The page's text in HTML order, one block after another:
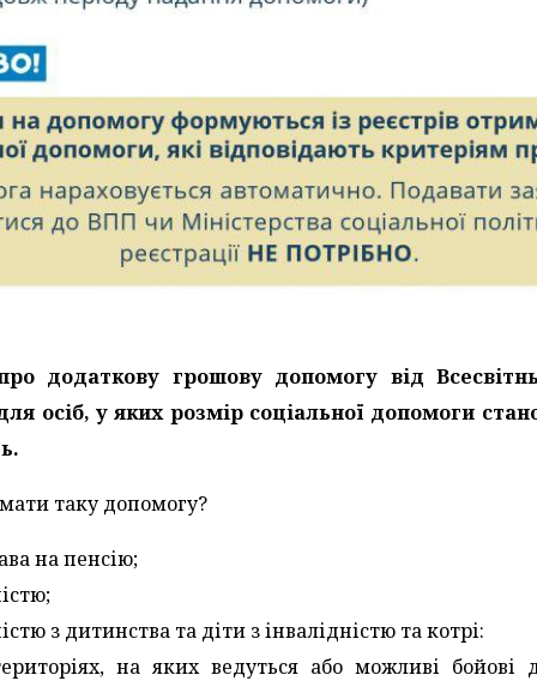
додаткову грошову допомогу від
осіб, у яких розмір соціальної допомоги
таку допомогу?
на пенсію;
з дитинства та діти з інвалідністю та котрі:
на яких ведуться або можливі бойові